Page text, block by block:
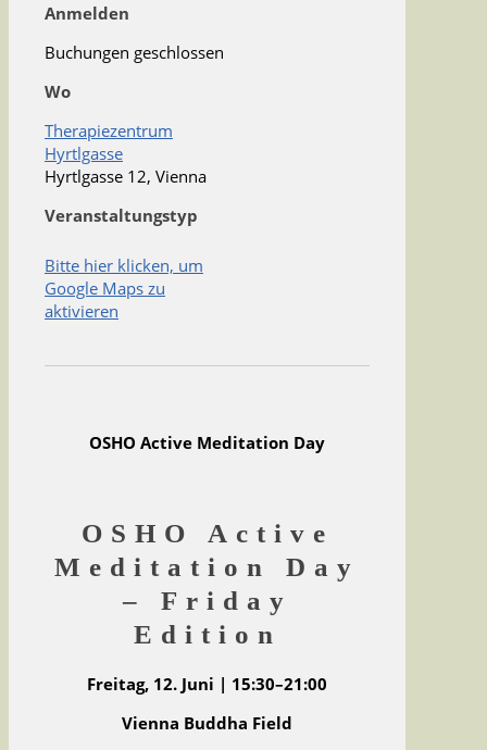
Bitte hier klicken, um
Google Maps zu
aktivieren
Anmelden
Buchungen geschlossen
Wo
Therapiezentrum
Hyrtlgasse
Hyrtlgasse 12, Vienna
Veranstaltungstyp
OSHO Active Meditation Day
OSHO Active
Meditation Day
– Friday
Edition
Freitag, 12. Juni | 15:30–21:00
Vienna Buddha Field